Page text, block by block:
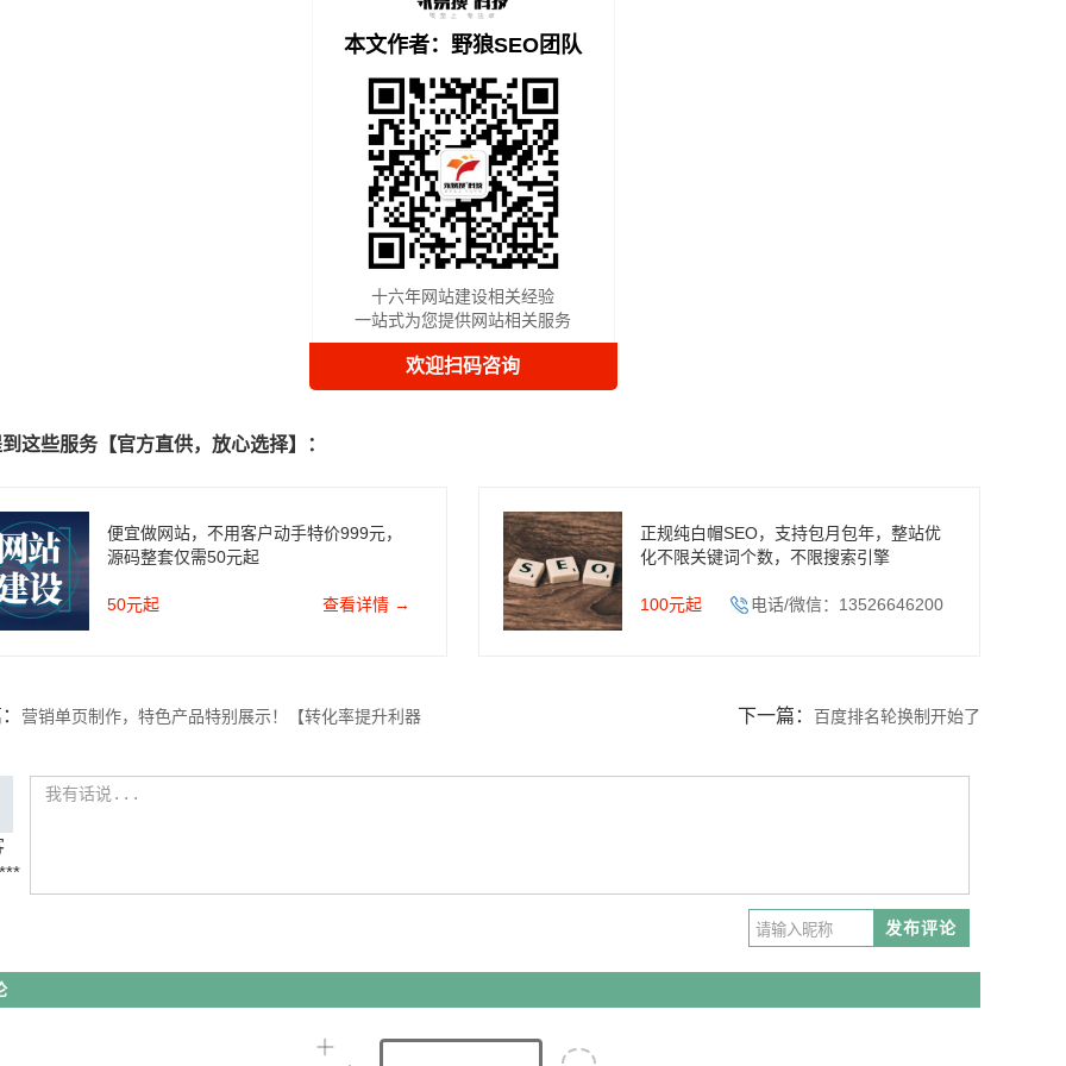
本文作者：野狼SEO团队
十六年网站建设相关经验
一站式为您提供网站相关服务
欢迎扫码咨询
这些服务【官方直供，放心选择】：
便宜做网站，不用客户动手特价999元，
源码整套仅需50元起
50元起 查看详情 →
正规纯白帽SEO，支持包月包年，整站优
化不限关键词个数，不限搜索引擎
100元起 电话/微信：13526646200
营销单页制作，特色产品特别展示！【转化率提升利器
下一篇： 百度排名轮换制开始了
发布评论